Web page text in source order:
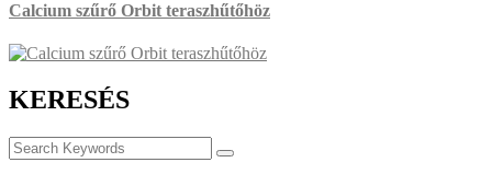
Calcium szűrő Orbit teraszhűtőhöz
KERESÉS